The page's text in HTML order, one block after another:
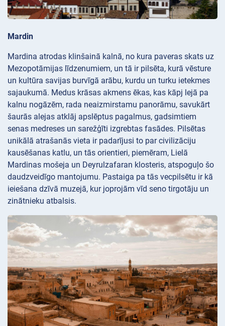
Mardin
Mardina atrodas klinšainā kalnā, no kura paveras skats uz
Mezopotāmijas līdzenumiem, un tā ir pilsēta, kurā vēsture
un kultūra savijas burvīgā arābu, kurdu un turku ietekmes
sajaukumā. Medus krāsas akmens ēkas, kas kāpj lejā pa
kalnu nogāzēm, rada neaizmirstamu panorāmu, savukārt
šaurās alejas atklāj apslēptus pagalmus, gadsimtiem
senas medreses un sarežģīti izgrebtas fasādes. Pilsētas
unikālā atrašanās vieta ir padarījusi to par civilizāciju
kausēšanas katlu, un tās orientieri, piemēram, Lielā
Mardinas mošeja un Deyrulzafaran klosteris, atspoguļo šo
daudzveidīgo mantojumu. Pastaiga pa tās vecpilsētu ir kā
ieiešana dzīvā muzejā, kur joprojām vīd seno tirgotāju un
zinātnieku atbalsis.